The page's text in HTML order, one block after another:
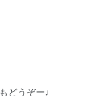
もどうぞー♩